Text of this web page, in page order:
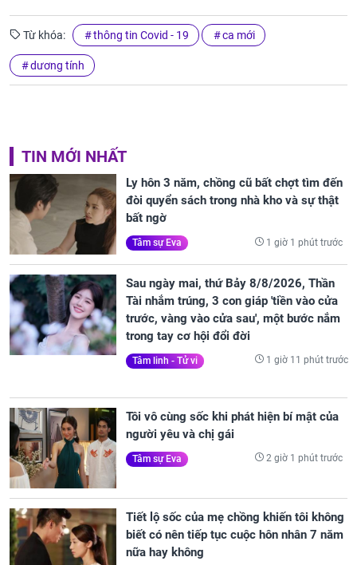
Từ khóa: thông tin Covid - 19 ca mới
dương tính
TIN MỚI NHẤT
Ly hôn 3 năm, chồng cũ bất chợt tìm đến
đòi quyển sách trong nhà kho và sự thật
bất ngờ
Tâm sự Eva 1 giờ 1 phút trước
Sau ngày mai, thứ Bảy 8/8/2026, Thần
Tài nhắm trúng, 3 con giáp 'tiền vào cửa
trước, vàng vào cửa sau', một bước nắm
trong tay cơ hội đổi đời
Tâm linh - Tử vi 1 giờ 11 phút trước
Tôi vô cùng sốc khi phát hiện bí mật của
người yêu và chị gái
Tâm sự Eva 2 giờ 1 phút trước
Tiết lộ sốc của mẹ chồng khiến tôi không
biết có nên tiếp tục cuộc hôn nhân 7 năm
nữa hay không